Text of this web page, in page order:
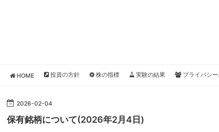
HOME 投資の方針 株の指標 実験の結果 プライバシ
2026-02-04
保有銘柄について(2026年2月4日)